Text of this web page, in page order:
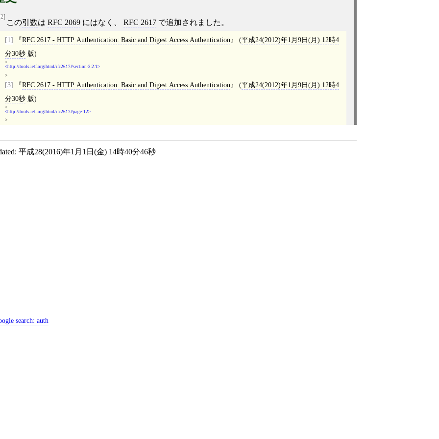
この引数は RFC 2069にはなく、 RFC 2617で追加されました。
[1] RFC 2617 - HTTP Authentication: Basic and Digest Access Authentication (平成24(2012)年1月9日(月) 12時4
分30秒版)
<
http://tools.ietf.org/html/rfc2617#section-3.2.1
>
[3] RFC 2617 - HTTP Authentication: Basic and Digest Access Authentication (平成24(2012)年1月9日(月) 12時4
分30秒版)
<
http://tools.ietf.org/html/rfc2617#page-12
>
平成28(2016)年1月1日(金) 14時40分46秒
search:auth